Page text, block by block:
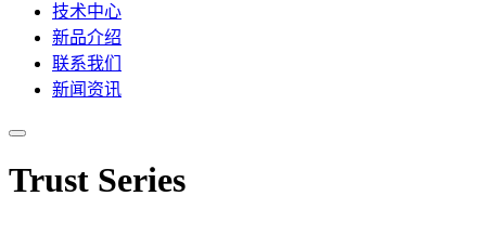
技术中心
新品介绍
联系我们
新闻资讯
Trust Series